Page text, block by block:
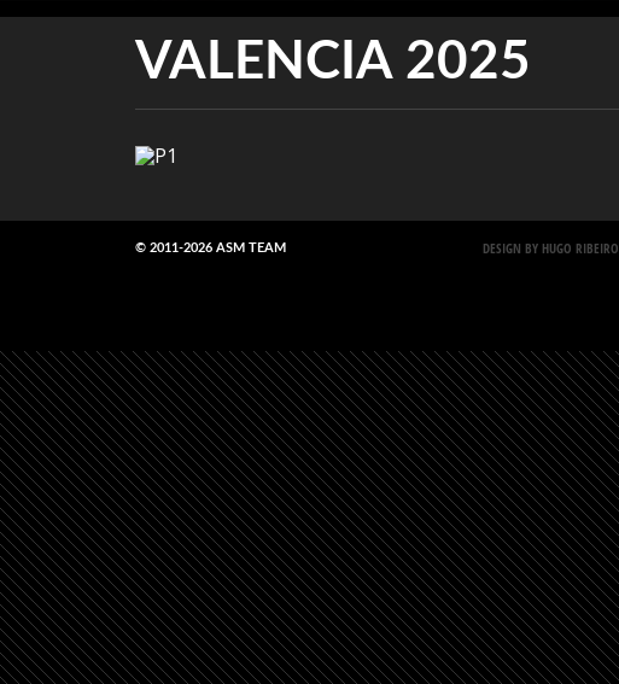
VALENCIA 2025
© 2011-2026 ASM TEAM DESIGN BY HUGO RIBEIRO